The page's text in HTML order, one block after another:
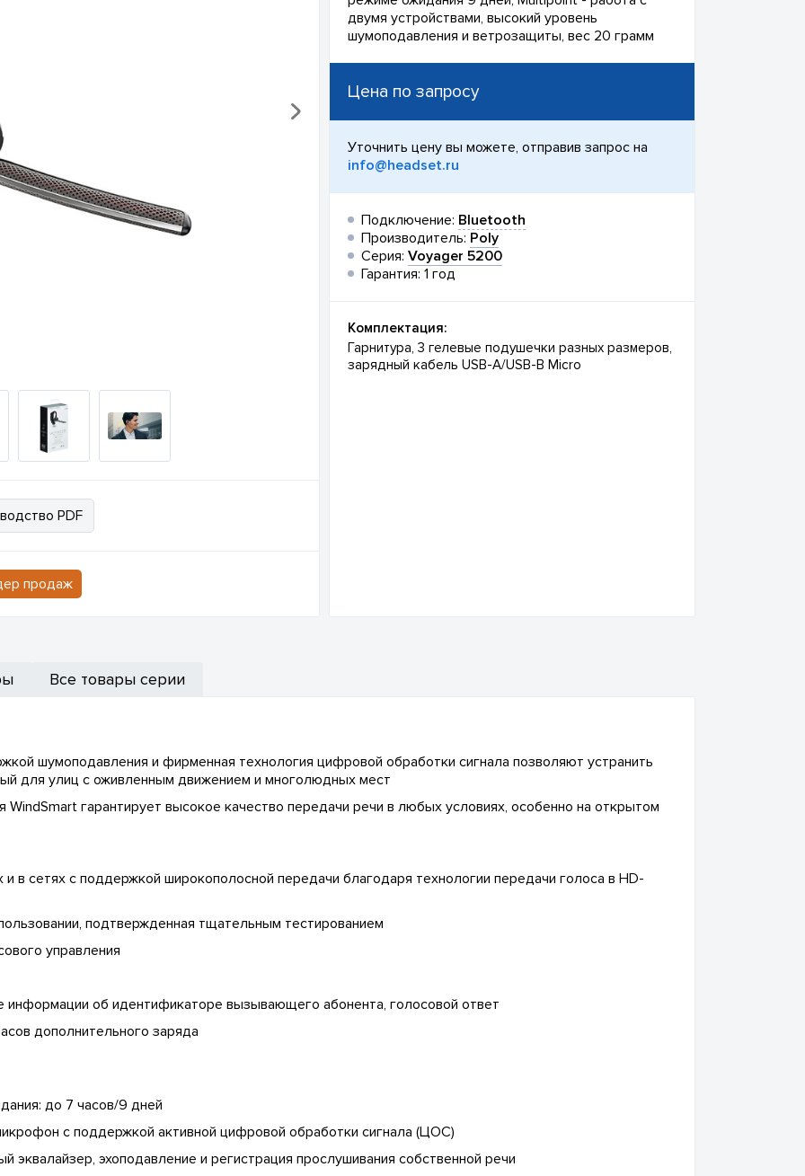
PDF
продаж
двумя устройствами, высокий уровень
шумоподавления и ветрозащиты, вес 20 грамм
Цена по запросу
Уточнить цену вы можете, отправив запрос на
info@headset.ru
Подключение: Bluetooth
Производитель: Poly
Серия: Voyager 5200
Гарантия: 1 год
Комплектация:
Гарнитура, 3 гелевые подушечки разных размеров,
зарядный кабель USB-A/USB-B Micro
Все товары серии
шумоподавления и фирменная технология цифровой обработки сигнала позволяют устранить
для улиц с оживленным движением и многолюдных мест
WindSmart гарантирует высокое качество передачи речи в любых условиях, особенно на открытом
и в сетях с поддержкой широкополосной передачи благодаря технологии передачи голоса в HD-
подтвержденная тщательным тестированием
управления
информации об идентификаторе вызывающего абонента, голосовой ответ
дополнительного заряда
до 7 часов/9 дней
с поддержкой активной цифровой обработки сигнала (ЦОС)
эквалайзер, эхоподавление и регистрация прослушивания собственной речи